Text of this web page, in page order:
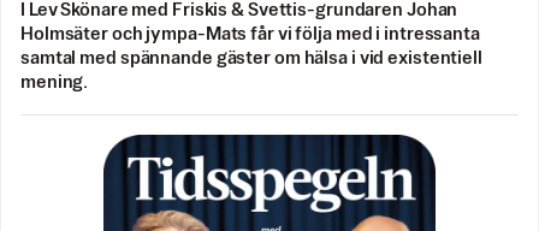
I Lev Skönare med Friskis & Svettis-grundaren Johan
Holmsäter och jympa-Mats får vi följa med i intressanta
samtal med spännande gäster om hälsa i vid existentiell
mening.